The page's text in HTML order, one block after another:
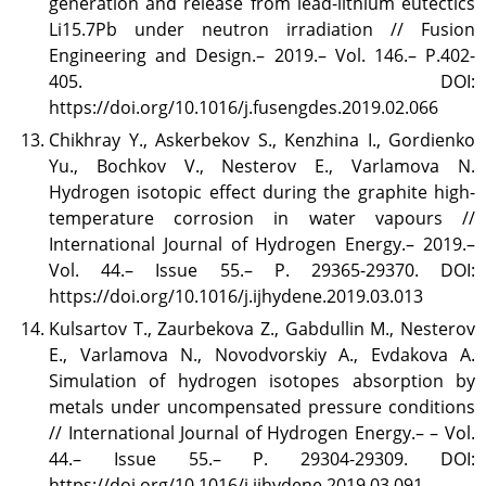
Li15.7Pb under neutron irradiation // Fusion
Engineering and Design.– 2019.– Vol. 146.– P.402-
405. DOI:
https://doi.org/10.1016/j.fusengdes.2019.02.066
Chikhray Y., Askerbekov S., Kenzhina I., Gordienko
Yu., Bochkov V., Nesterov E., Varlamova N.
Hydrogen isotopic effect during the graphite high-
temperature corrosion in water vapours //
International Journal of Hydrogen Energy.– 2019.–
Vol. 44.– Issue 55.– P. 29365-29370. DOI:
https://doi.org/10.1016/j.ijhydene.2019.03.013
Kulsartov T., Zaurbekova Z., Gabdullin M., Nesterov
E., Varlamova N., Novodvorskiy A., Evdakova A.
Simulation of hydrogen isotopes absorption by
metals under uncompensated pressure conditions
// International Journal of Hydrogen Energy.– – Vol.
44.– Issue 55.– P. 29304-29309. DOI: